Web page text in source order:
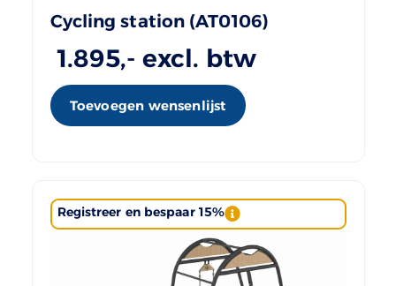
Cycling station (AT0106)
1.895,- excl. btw
Toevoegen wensenlijst
Registreer en bespaar 15%